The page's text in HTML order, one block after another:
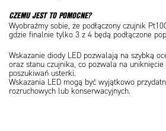
CZEMU JEST TOPOMOCNE?
Wyobraźmy sobie, że podłączony czujnik
gdzie finalnie tylko 3 z 4 będą podłączone
Wskazanie diody LED pozwalają na szybką
oraz stanu czujnika, co pozwala na uniknięcie
poszukiwań usterki.
Wskazania LED mogą być wyjątkowo
rozruchowych lub konserwacyjnych.